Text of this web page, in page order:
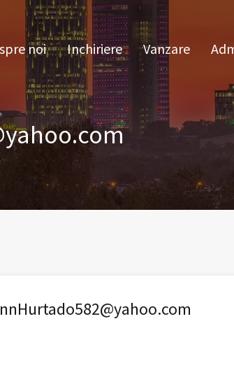
Despre noi Inchiriere
noi
Inchiriere Vanzare